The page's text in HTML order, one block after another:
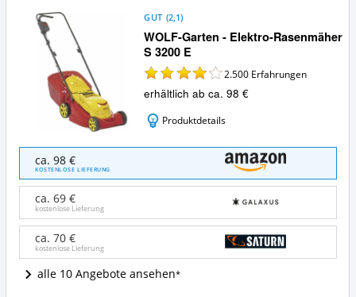
WOLF-Garten - Elektro-Rasenmäher
S 3200 E
GUT (2,1)
2.500 Erfahrungen
erhältlich ab ca. 98 €
Produktdetails
WOLF-
Garten
-
Elektro-
Rasenmäher
S
3200
Angebote:
Wo
ca. 98 €
KOSTENLOSE LIEFERUNG
ca. 69 €
kostenlose Lieferung
ca. 70 €
kostenlose Lieferung
alle 10 Angebote ansehen